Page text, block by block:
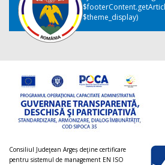
$theme_display)
Consiliul Judeţean Argeș deţine certificare
pentru sistemul de management EN ISO